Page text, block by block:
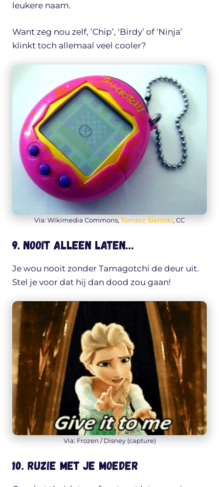
leukere naam.
Want zeg nou zelf, ‘Chip’, ‘Birdy’ of ‘Ninja’
klinkt toch allemaal veel cooler?
Via: Wikimedia Commons, Tomasz Sienicki, CC
9. Nooit alleen laten…
Je wou nooit zonder Tamagotchi de deur uit.
Stel je voor dat hij dan dood zou gaan!
Via: Frozen / Disney (capture)
10. Ruzie met je moeder